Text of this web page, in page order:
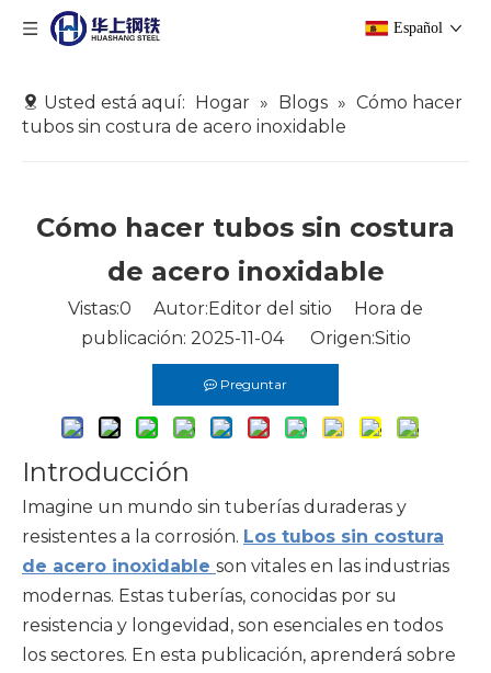
Español
Usted está aquí: Hogar » Blogs » Cómo hacer
tubos sin costura de acero inoxidable
Cómo hacer tubos sin costura
de acero inoxidable
Vistas:0 Autor:Editor del sitio Hora de
publicación: 2025-11-04 Origen:Sitio
Preguntar
Introducción
Imagine un mundo sin tuberías duraderas y
resistentes a la corrosión. Los tubos sin costura
de acero inoxidable son vitales en las industrias
modernas. Estas tuberías, conocidas por su
resistencia y longevidad, son esenciales en todos
los sectores. En esta publicación, aprenderá sobre